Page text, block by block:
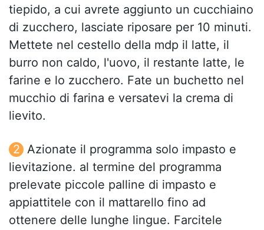
tiepido, a cui avrete aggiunto un cucchiaino
di zucchero, lasciate riposare per 10 minuti.
Mettete nel cestello della mdp il latte, il
burro non caldo, l'uovo, il restante latte, le
farine e lo zucchero. Fate un buchetto nel
mucchio di farina e versatevi la crema di
lievito.
Azionate il programma solo impasto e
lievitazione. al termine del programma
prelevate piccole palline di impasto e
appiattitele con il mattarello fino ad
ottenere delle lunghe lingue. Farcitele